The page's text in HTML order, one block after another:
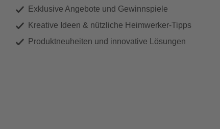
Exklusive Angebote und Gewinnspiele
Kreative Ideen & nützliche Heimwerker-Tipps
Produktneuheiten und innovative Lösungen